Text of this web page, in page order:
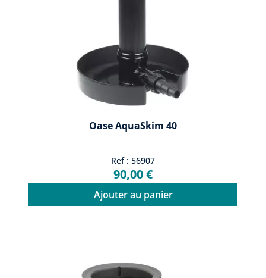
Oase AquaSkim 40
Ref : 56907
90,00 €
Ajouter au panier